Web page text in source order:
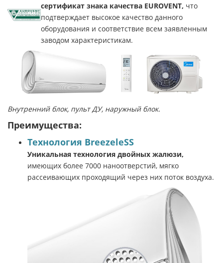
сертификат знака качества EUROVENT, что
подтверждает высокое качество данного
оборудования и соответствие всем заявленным
заводом характеристикам.
Внутренний блок, пульт ДУ, наружный блок.
Преимущества:
Технология BreezeleSS
Уникальная технология двойных жалюзи,
имеющих более 7000 наноотверстий, мягко
рассеивающих проходящий через них поток воздуха.